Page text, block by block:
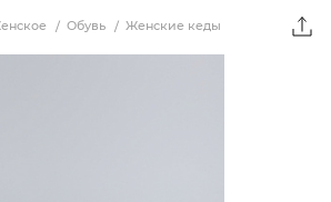
Обувь Женские кеды